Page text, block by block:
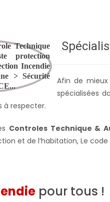
Afin de
spécialisées
à respecter.
Controles Technique &
et de l’habitation, Le
pour tous !